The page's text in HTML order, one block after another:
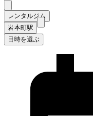
レンタルジム
岩本町駅
日時を選ぶ